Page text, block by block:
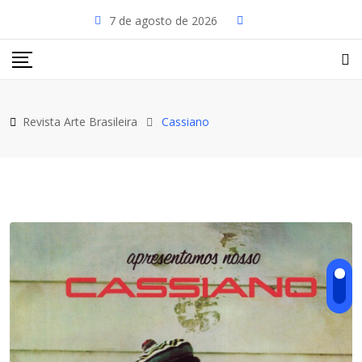
content
7 de agosto de 2026
Revista Arte Brasileira Cassiano